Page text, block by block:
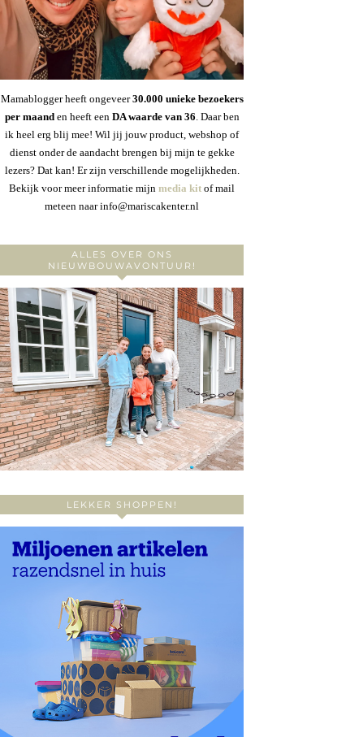
Mamablogger heeft ongeveer30.000 unieke bezoekers
per maanden heeft een DA waarde van 36. Daar ben
ik heel erg blij mee! Wil jij jouw product, webshop of
dienst onder de aandacht brengen bij mijn te gekke
lezers? Dat kan! Er zijn verschillende mogelijkheden.
Bekijk voor meer informatie mijn media kit of mail
meteen naar info@mariscakenter.nl
ALLES OVER ONS
NIEUWBOUWAVONTUUR!
LEKKER SHOPPEN!